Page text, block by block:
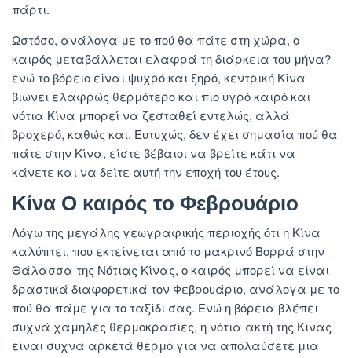
πάρτι.
Ωστόσο, ανάλογα με το πού θα πάτε στη χώρα, ο
καιρός μεταβάλλεται ελαφρά τη διάρκεια του μήνα?
ενώ το βόρειο είναι ψυχρό και ξηρό, κεντρική Κίνα
βιώνει ελαφρώς θερμότερο και πιο υγρό καιρό και
νότια Κίνα μπορεί να ζεσταθεί εντελώς, αλλά
βροχερό, καθώς και. Ευτυχώς, δεν έχει σημασία πού θα
πάτε στην Κίνα, είστε βέβαιοι να βρείτε κάτι να
κάνετε και να δείτε αυτή την εποχή του έτους.
Κίνα Ο καιρός το Φεβρουάριο
Λόγω της μεγάλης γεωγραφικής περιοχής ότι η Κίνα
καλύπτει, που εκτείνεται από το μακρινό Βορρά στην
Θάλασσα της Νότιας Κίνας, ο καιρός μπορεί να είναι
δραστικά διαφορετικά τον Φεβρουάριο, ανάλογα με το
πού θα πάμε για το ταξίδι σας. Ενώ η βόρεια βλέπει
συχνά χαμηλές θερμοκρασίες, η νότια ακτή της Κίνας
είναι συχνά αρκετά θερμό για να απολαύσετε μια